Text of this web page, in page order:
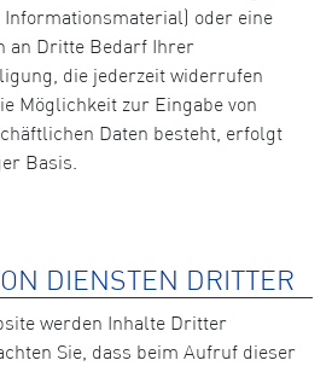
oder eine
an Dritte Bedarf Ihrer
die jederzeit widerrufen
Möglichkeit zur Eingabe von
Daten besteht, erfolgt
Basis.
DIENSTEN DRITTER
werden Inhalte Dritter
Sie, dass beim Aufruf dieser